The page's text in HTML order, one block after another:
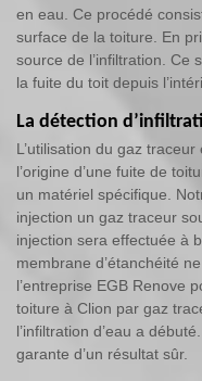
en eau. Ce procédé
surface de la toiture. En
source de l’infiltration. Ce
la fuite du toit depuis
La détection
L’utilisation du gaz
l’origine d’une fuite de
un matériel spécifique.
injection un gaz traceur
injection sera effectuée à
membrane d’étanchéité
l’entreprise EGB Renove
toiture à Clion par gaz
l’infiltration d’eau a
garante d’un résultat sûr.